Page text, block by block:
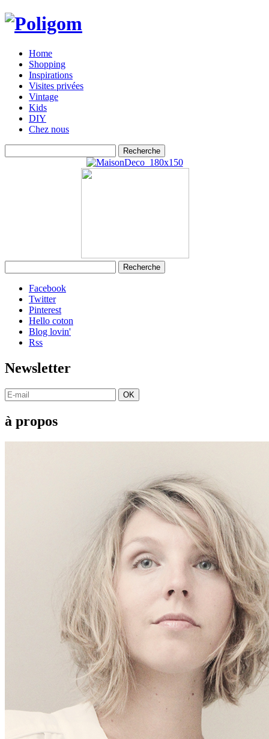
Home
Shopping
Inspirations
Visites privées
Vintage
Kids
DIY
Chez nous
Facebook
Twitter
Pinterest
Hello coton
Blog lovin'
Rss
Newsletter
OK
à propos